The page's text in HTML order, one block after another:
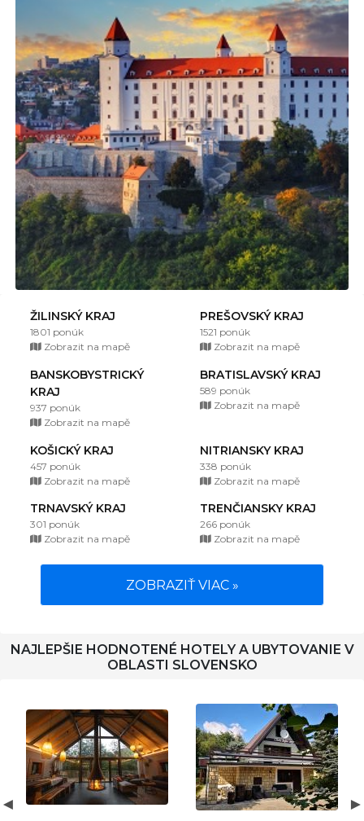
ŽILINSKÝ KRAJ
1801 ponúk
Zobrazit na mapě
PREŠOVSKÝ KRAJ
1521 ponúk
Zobrazit na mapě
BANSKOBYSTRICKÝ
KRAJ
937 ponúk
Zobrazit na mapě
BRATISLAVSKÝ KRAJ
589 ponúk
Zobrazit na mapě
KOŠICKÝ KRAJ
457 ponúk
Zobrazit na mapě
NITRIANSKY KRAJ
338 ponúk
Zobrazit na mapě
TRNAVSKÝ KRAJ
301 ponúk
Zobrazit na mapě
TRENČIANSKY KRAJ
266 ponúk
Zobrazit na mapě
ZOBRAZIŤ VIAC »
NAJLEPŠIE HODNOTENÉ HOTELY A UBYTOVANIE V
OBLASTI SLOVENSKO